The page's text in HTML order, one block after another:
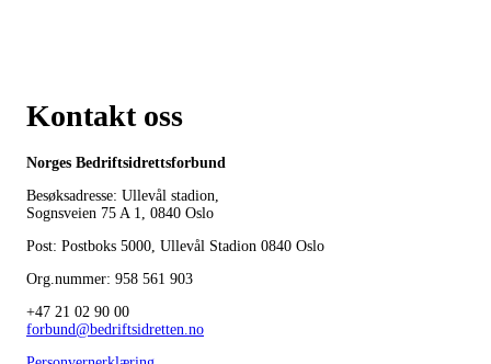
Kontakt oss
Norges Bedriftsidrettsforbund
Besøksadresse: Ullevål stadion,
Sognsveien 75 A 1, 0840 Oslo
Post: Postboks 5000, Ullevål Stadion 0840 Oslo
Org.nummer: 958 561 903
+47 21 02 90 00
forbund@bedriftsidretten.no